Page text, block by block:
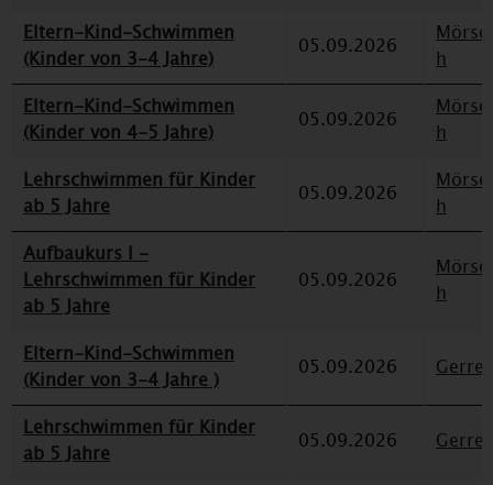
Eltern-Kind-Schwimmen
(Kinder von 3-4 Jahre)
05.09.2026
h
Eltern-Kind-Schwimmen
(Kinder von 4-5 Jahre)
05.09.2026
h
Lehrschwimmen für Kinder
ab 5 Jahre
05.09.2026
h
Aufbaukurs I -
Lehrschwimmen für Kinder
ab 5 Jahre
05.09.2026
h
Eltern-Kind-Schwimmen
(Kinder von 3-4 Jahre )
05.09.2026
Lehrschwimmen für Kinder
ab 5 Jahre
05.09.2026